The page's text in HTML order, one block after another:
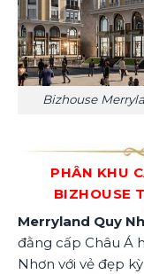
Bizhouse
PHÂN KHU
BIZHOUSE
Merryland Quy
đằng cấp Châu Á
Nhơn với vẻ đẹp